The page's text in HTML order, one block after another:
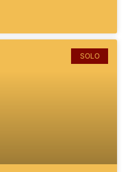
SOLO